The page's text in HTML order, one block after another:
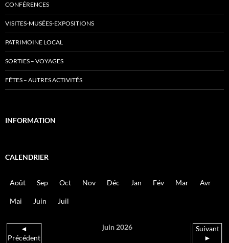
CONFÉRENCES
VISITES-MUSÉES-EXPOSITIONS
PATRIMOINE LOCAL
SORTIES – VOYAGES
FÊTES – AUTRES ACTIVITÉS
INFORMATION
CALENDRIER
Août Sep Oct Nov Déc Jan Fév Mar Avr
Mai Juin Juil
◄
Précédent
juin 2026
Suivant
►